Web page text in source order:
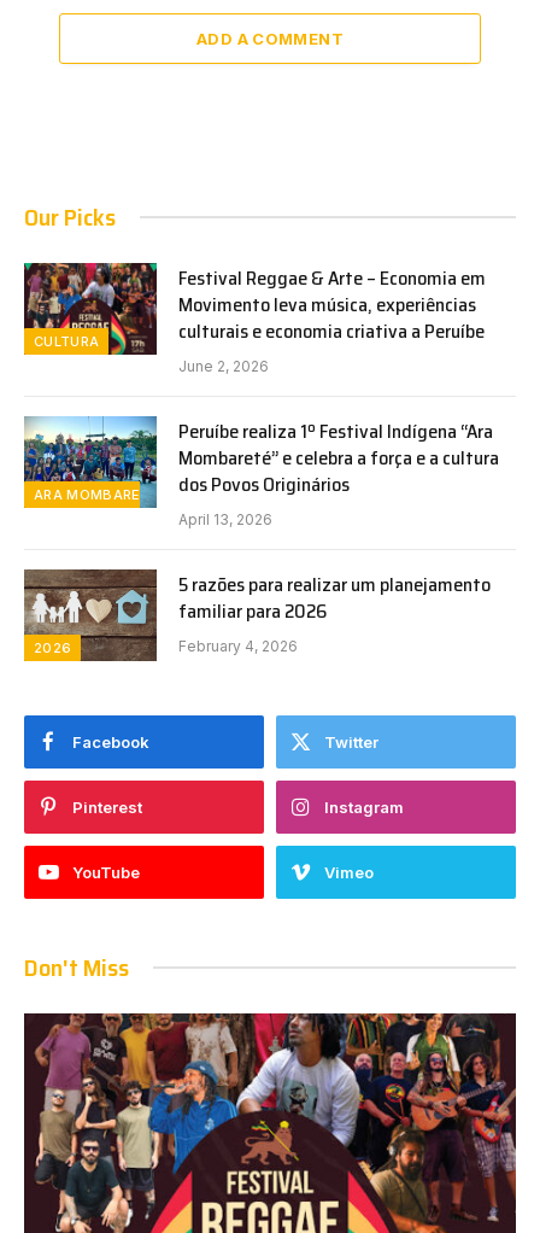
ADD A COMMENT
Our Picks
CULTURA
Festival Reggae & Arte – Economia em
Movimento leva música, experiências
culturais e economia criativa a Peruíbe
June 2, 2026
ARA MOMBARETE
Peruíbe realiza 1º Festival Indígena “Ara
Mombareté” e celebra a força e a cultura
dos Povos Originários
April 13, 2026
2026
5 razões para realizar um planejamento
familiar para 2026
February 4, 2026
Facebook Twitter
Pinterest Instagram
YouTube Vimeo
Don't Miss